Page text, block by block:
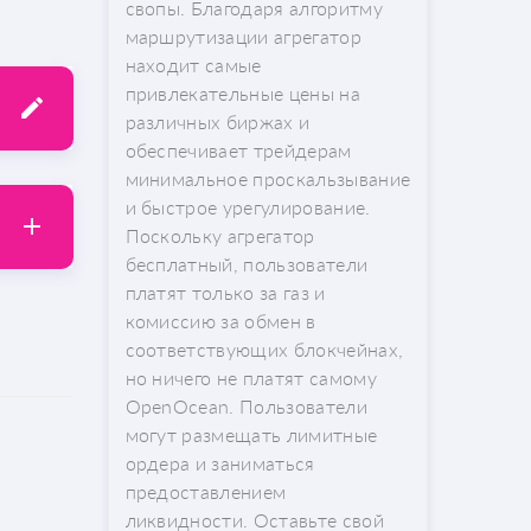
свопы. Благодаря алгоритму
маршрутизации агрегатор
находит самые
привлекательные цены на
различных биржах и
обеспечивает трейдерам
минимальное проскальзывание
и быстрое урегулирование.
Поскольку агрегатор
бесплатный, пользователи
платят только за газ и
комиссию за обмен в
соответствующих блокчейнах,
но ничего не платят самому
OpenOcean. Пользователи
могут размещать лимитные
ордера и заниматься
предоставлением
ликвидности. Оставьте свой